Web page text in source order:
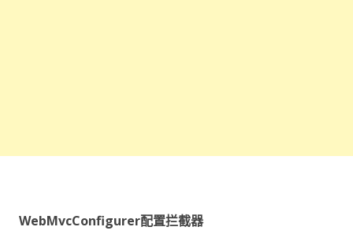
WebMvcConfigurer配置拦截器